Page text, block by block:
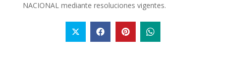
NACIONAL mediante resoluciones vigentes.